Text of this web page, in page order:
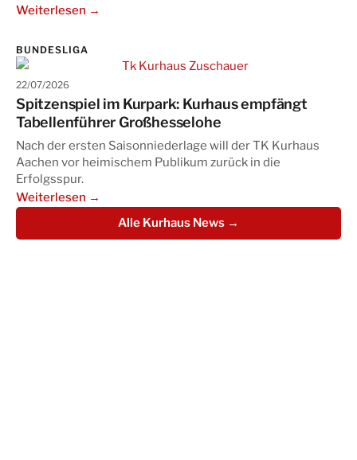
Weiterlesen →
BUNDESLIGA
22/07/2026
Spitzenspiel im Kurpark: Kurhaus empfängt
Tabellenführer Großhesselohe
Nach der ersten Saisonniederlage will der TK Kurhaus
Aachen vor heimischem Publikum zurück in die
Erfolgsspur.
Weiterlesen →
Alle Kurhaus News →